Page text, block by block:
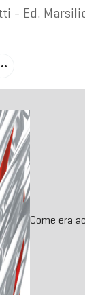
- Ed.
Come era